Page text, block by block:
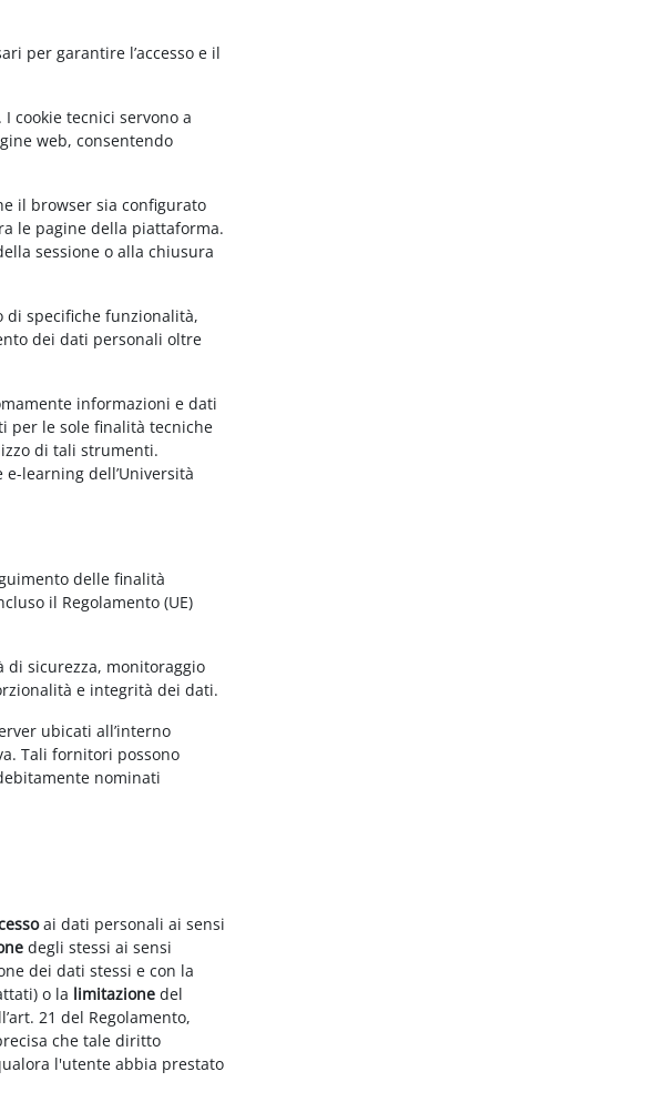
per garantire l’accesso e il
cookie tecnici servono a
web, consentendo
il browser sia configurato
le pagine della piattaforma.
sessione o alla chiusura
specifiche funzionalità,
dei dati personali oltre
informazioni e dati
per le sole finalità tecniche
di tali strumenti.
learning dell’Università
delle finalità
il Regolamento (UE)
di sicurezza, monitoraggio
e integrità dei dati.
ubicati all’interno
Tali fornitori possono
nominati
ai dati personali ai sensi
degli stessi ai sensi
dei dati stessi e con la
o la limitazione del
21 del Regolamento,
che tale diritto
l'utente abbia prestato